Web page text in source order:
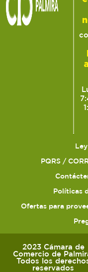
PQRS /
Políticas
Ofertas para
2023 Cámara de
Comercio de
Todos los
reservados